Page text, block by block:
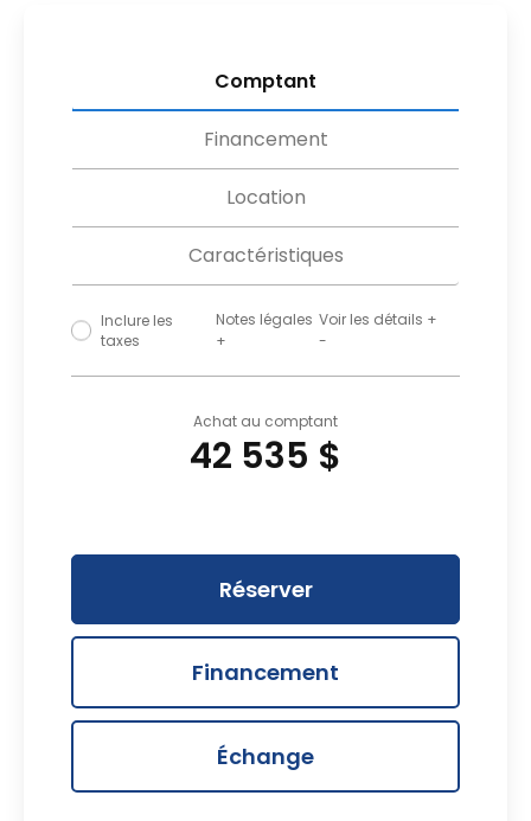
Comptant
Financement
Location
Caractéristiques
Inclure les
taxes
Notes légales
+
Masquer les détails
-
Achat au comptant
42 535 $
Réserver
Financement
Échange